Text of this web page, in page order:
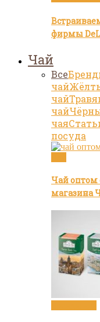
фирмы
Чай
Все
чай
чай
чай
чая
посуда
Чай оптом
магазина